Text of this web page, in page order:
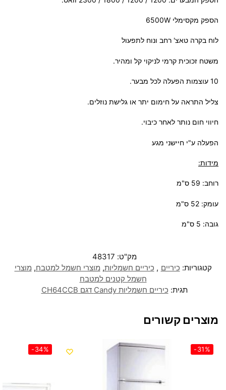
הספק מקסימלי 6500W
לוח בקרה טאצ' רחב ונוח לתפעול
משטח זכוכית קרמי לניקוי קל ומהיר.
10 עוצמות הפעלה לכל מבער.
צליל התראה על חימום יתר או גלישת נוזלים.
חיווי חום נותר לאחר כיבוי.
הפעלה ע"י חיישני מגע
מידות:
רוחב: 59 ס"מ
עומק: 52 ס"מ
גובה: 5 ס"מ
מק"ט: 48317
קטגוריות: כיריים , כיריים חשמליות, מוצרי חשמל למטבח, מוצרי
חשמל קטנים למטבח
תגית: כיריים חשמליות Candy דגם CH64CCB
מוצרים קשורים
-31%
-34%